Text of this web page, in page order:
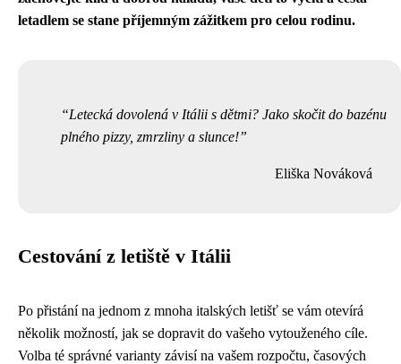
letadlem se stane příjemným zážitkem pro celou rodinu.
Letecká dovolená v Itálii s dětmi? Jako skočit do bazénu
plného pizzy, zmrzliny a slunce!
Eliška Nováková
Cestování z letiště v Itálii
Po přistání na jednom z mnoha italských letišť se vám otevírá
několik možností, jak se dopravit do vašeho vytouženého cíle.
Volba té správné varianty závisí na vašem rozpočtu, časových